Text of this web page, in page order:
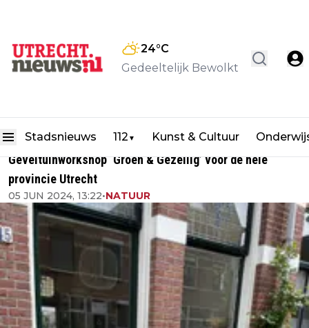
24°C
Gedeeltelijk Bewolkt
Stadsnieuws 112 ▼ Kunst & Cultuur
Geveltuinworkshop ‘Groen & Gezellig’ voor de hele
provincie Utrecht
05 JUN 2024, 13:22•NATUUR